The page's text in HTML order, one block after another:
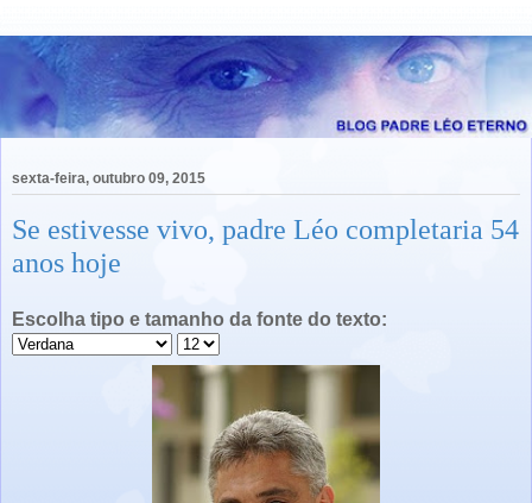
sexta-feira, outubro 09, 2015
Se estivesse vivo, padre Léo completaria 54
anos hoje
Escolha tipo e tamanho da fonte do texto: